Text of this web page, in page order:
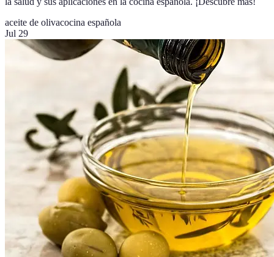
aceite de olivacocina española
Jul 29